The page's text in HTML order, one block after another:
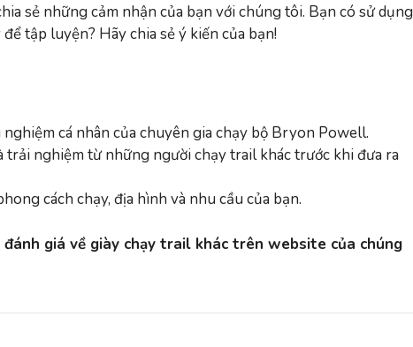
sẻ những cảm nhận của bạn với chúng tôi. Bạn có sử dụng
tập luyện? Hãy chia sẻ ý kiến của bạn!
cá nhân của chuyên gia chạy bộ Bryon Powell.
trải nghiệm từ những người chạy trail khác trước khi đưa ra
cách chạy, địa hình và nhu cầu của bạn.
giá về giày chạy trail khác trên website của chúng